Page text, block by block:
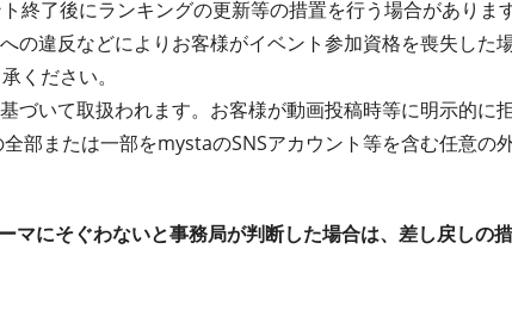
終了後にランキングの更新等の措置を行う場合があります
の違反などによりお客様がイベント参加資格を喪失した
ください。
づいて取扱われます。お客様が動画投稿時等に明示的に
部または一部をmystaのSNSアカウント等を含む任意の
にそぐわないと事務局が判断した場合は、差し戻しの